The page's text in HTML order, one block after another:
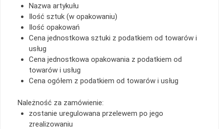
Nazwa artykułu
Ilość sztuk (w opakowaniu)
Ilość opakowań
Cena jednostkowa sztuki z podatkiem od towarów i
usług
Cena jednostkowa opakowania z podatkiem od
towarów i usług
Cena ogółem z podatkiem od towarów i usług
Należność za zamówienie:
zostanie uregulowana przelewem po jego
zrealizowaniu